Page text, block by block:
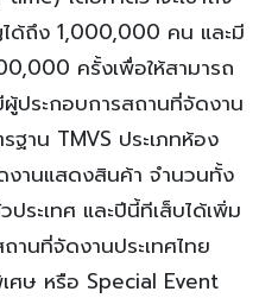
ด้ถึง 1,000,000 คน และมี
ครั้งเพื่อให้สามารถ
ประกอบการสถานที่จัดงาน
ฐาน TMVS ประเภทห้อง
งานแสดงสินค้า จำนวนทั้ง
ระเทศ และปีนี้ทีเส็บได้เพิ่ม
านที่จัดงานประเทศไทย
ศษ หรือ Special Event